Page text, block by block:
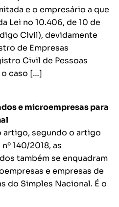
e o empresário a que
Lei no 10.406, de 10 de
Civil), devidamente
de Empresas
Civil de Pessoas
caso […]
e microempresas para
artigo, segundo o artigo
140/2018, as
também se enquadram
e empresas de
do Simples Nacional. É o